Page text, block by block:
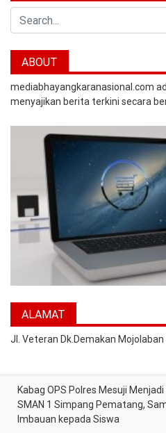
Search
ABOUT
mediabhayangkaranasional.com
menyajikan berita terkini secara
ALAMAT
Jl. Veteran Dk.Demakan
Kabag OPS Polres Mesuji
SMAN 1 Simpang Pematang,
Imbauan kepada Siswa